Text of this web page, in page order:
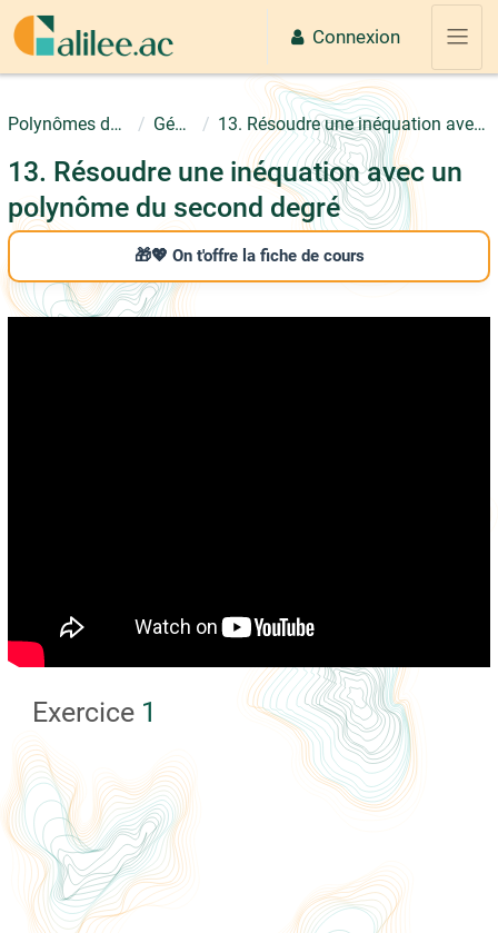
Passer au contenu principal
Connexion
Polynômes du second degré Généralités 13. Résoudre une inéquation avec un polynôme du second degré
13. Résoudre une inéquation avec un
polynôme du second degré
🎁💖 On t'offre la fiche de cours
Exercice 1